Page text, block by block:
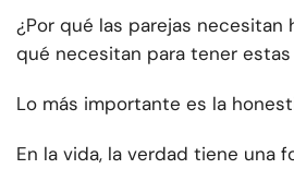
¿Por qué las parejas necesitan
qué necesitan para tener
Lo más importante es la
En la vida, la verdad tiene una